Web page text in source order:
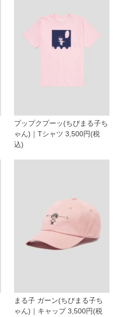
プップクプーッ(ちびまる子ち
ゃん)｜Tシャツ 3,500円(税
込)
まる子 ガーン(ちびまる子ち
ゃん)｜キャップ 3,500円(税